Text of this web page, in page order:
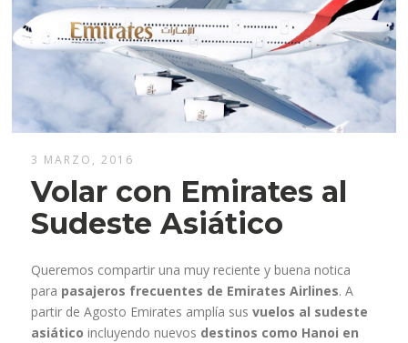
3 MARZO, 2016
Volar con Emirates al
Sudeste Asiático
Queremos compartir una muy reciente y buena notica
para pasajeros frecuentes de Emirates Airlines. A
partir de Agosto Emirates amplía susvuelos al sudeste
asiático incluyendo nuevos destinos como Hanoi en